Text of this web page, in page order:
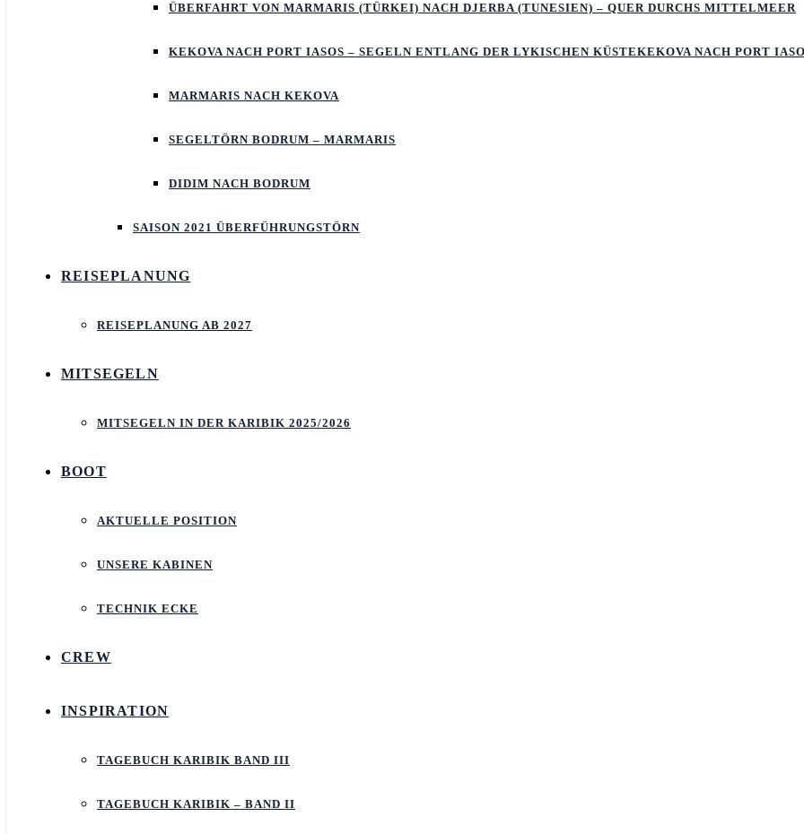
ÜBERFAHRT VON MARMARIS (TÜRKEI) NACH DJERBA (TUNESIEN) – QUER DURCHS MITTELMEER
KEKOVA NACH PORT IASOS – SEGELN ENTLANG DER LYKISCHEN KÜSTEKEKOVA NACH PORT
MARMARIS NACH KEKOVA
SEGELTÖRN BODRUM – MARMARIS
DIDIM NACH BODRUM
SAISON 2021 ÜBERFÜHRUNGSTÖRN
REISEPLANUNG
REISEPLANUNG AB 2027
MITSEGELN
MITSEGELN IN DER KARIBIK 2025/2026
BOOT
AKTUELLE POSITION
UNSERE KABINEN
TECHNIK ECKE
CREW
INSPIRATION
TAGEBUCH KARIBIK BAND III
TAGEBUCH KARIBIK – BAND II